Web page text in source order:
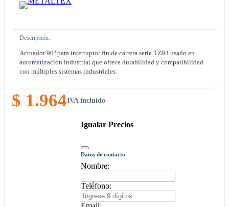
Descripción:
Actuador 90º para interruptor fin de carrera serie TZ93 usado en
automatización industrial que ofrece durabilidad y compatibilidad
con múltiples sistemas industriales.
$ 1.964IVA incluido
Igualar Precios
Datos de contacto
Nombre:
Teléfono: